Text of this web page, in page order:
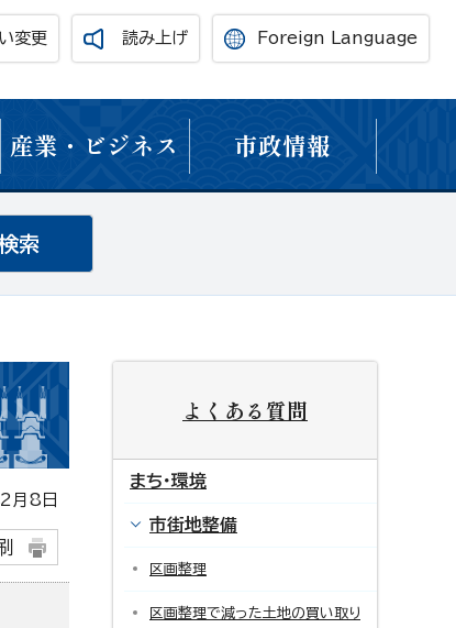
変更 読み上げ Foreign Language
産業・ビジネス 市政情報
月8日
よくある質問
まち・環境
市街地整備
区画整理
区画整理で減った土地の買い取り